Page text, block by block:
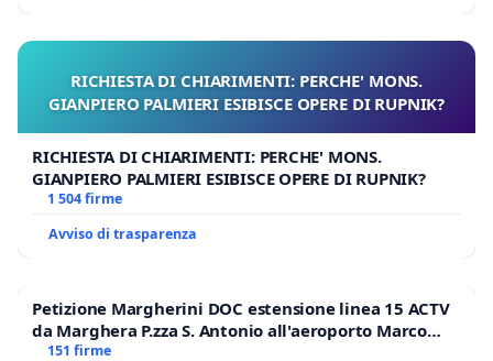
RICHIESTA DI CHIARIMENTI: PERCHE' MONS.
GIANPIERO PALMIERI ESIBISCE OPERE DI RUPNIK?
RICHIESTA DI CHIARIMENTI: PERCHE' MONS.
GIANPIERO PALMIERI ESIBISCE OPERE DI RUPNIK?
1 504 firme
Avviso di trasparenza
Petizione Margherini DOC estensione linea 15 ACTV
da Marghera P.zza S. Antonio all'aeroporto Marco
Polo tariffa a € 1,50
151 firme